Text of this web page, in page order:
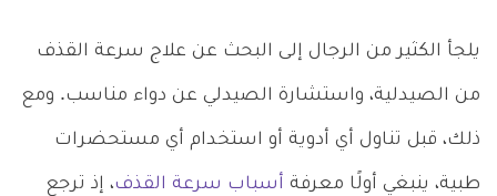
يلجأ الكثير من الرجال إلى البحث عن علاج سرعة القذف
من الصيدلية، واستشارة الصيدلي عن دواء مناسب. ومع
ذلك، قبل تناول أي أدوية أو استخدام أي مستحضرات
طبية، ينبغي أولًا معرفة أسباب سرعة القذف، إذ ترجع